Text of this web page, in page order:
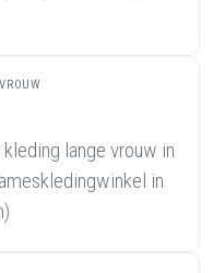
lange vrouw in
in